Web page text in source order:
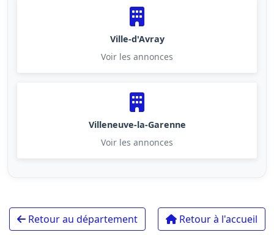
Ville-d'Avray
Voir les annonces
Villeneuve-la-Garenne
Voir les annonces
Retour au département Retour à l'accueil